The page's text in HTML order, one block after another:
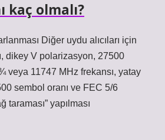
kaç olmalı?
Diğer uydu alıcıları için
dikey V polarizasyon, 27500
veya 11747 MHz frekansı, yatay
sembol oranı ve FEC 5/6
taraması” yapılması